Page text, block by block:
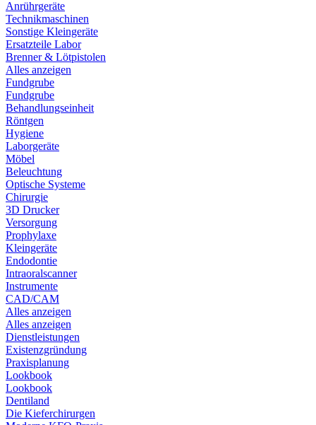
Anrührgeräte
Technikmaschinen
Sonstige Kleingeräte
Ersatzteile Labor
Brenner & Lötpistolen
Alles anzeigen
Fundgrube
Fundgrube
Behandlungseinheit
Röntgen
Hygiene
Laborgeräte
Möbel
Beleuchtung
Optische Systeme
Chirurgie
3D Drucker
Versorgung
Prophylaxe
Kleingeräte
Endodontie
Intraoralscanner
Instrumente
CAD/CAM
Alles anzeigen
Alles anzeigen
Dienstleistungen
Existenzgründung
Praxisplanung
Lookbook
Lookbook
Dentiland
Die Kieferchirurgen